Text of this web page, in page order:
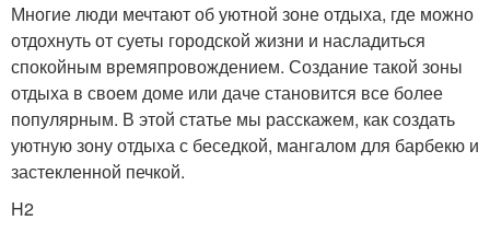
Многие люди мечтают об уютной зоне отдыха, где можно
отдохнуть от суеты городской жизни и насладиться
спокойным времяпровождением. Создание такой зоны
отдыха в своем доме или даче становится все более
популярным. В этой статье мы расскажем, как создать
уютную зону отдыха с беседкой, мангалом для барбекю и
застекленной печкой.
H2